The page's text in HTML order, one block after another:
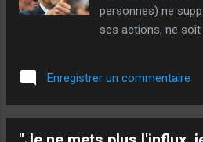
personnes) ne
ses actions, ne soit
à leurs yeux,
prétentieux, peut-
Enregistrer un commentaire